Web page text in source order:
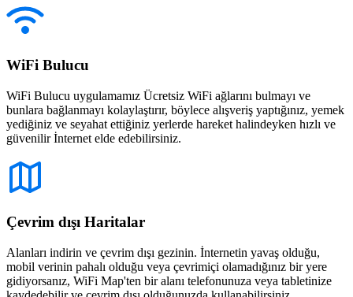
WiFi Bulucu
WiFi Bulucu uygulamamız Ücretsiz WiFi ağlarını bulmayı ve
bunlara bağlanmayı kolaylaştırır, böylece alışveriş yaptığınız, yemek
yediğiniz ve seyahat ettiğiniz yerlerde hareket halindeyken hızlı ve
güvenilir İnternet elde edebilirsiniz.
Çevrim dışı Haritalar
Alanları indirin ve çevrim dışı gezinin. İnternetin yavaş olduğu,
mobil verinin pahalı olduğu veya çevrimiçi olamadığınız bir yere
gidiyorsanız, WiFi Map'ten bir alanı telefonunuza veya tabletinize